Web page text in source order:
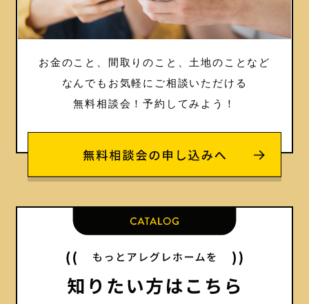
お金のこと、間取りのこと、土地のことなど
なんでもお気軽にご相談いただける
無料相談会！予約してみよう！